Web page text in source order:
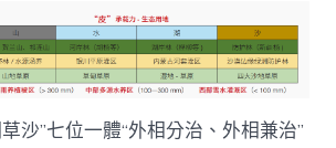
沙”七位一體“外相分治、外相兼治”